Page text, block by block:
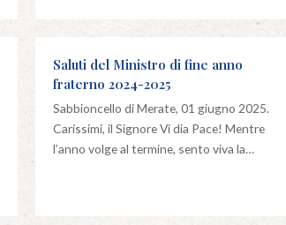
Saluti del Ministro di fine anno
fraterno 2024-2025
Sabbioncello di Merate, 01 giugno 2025.
Carissimi, il Signore Vi dia Pace! Mentre
l’anno volge al termine, sento viva la…